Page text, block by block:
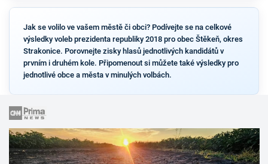
Jak se volilo ve vašem městě či obci? Podívejte se na celkové
výsledky voleb prezidenta republiky 2018 pro obec Štěkeň, okres
Strakonice. Porovnejte zisky hlasů jednotlivých kandidátů v
prvním i druhém kole. Připomenout si můžete také výsledky pro
jednotlivé obce a města v minulých volbách.